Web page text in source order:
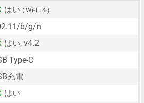
はい ( Wi-Fi 4 )
b/g/n
はい, v4.2
Type-C
充電
はい